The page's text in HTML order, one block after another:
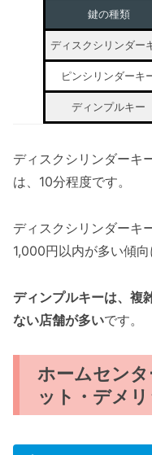
鍵の種類
ディスクシリンダー
ピンシリンダーキ
ディンプルキー
ディスクシリンダーキ
は、10分程度です。
ディスクシリンダーキ
1,000円以内が多い傾向
ディンプルキーは、複
ない店舗が多いです。
ホームセン
ット・デメリ